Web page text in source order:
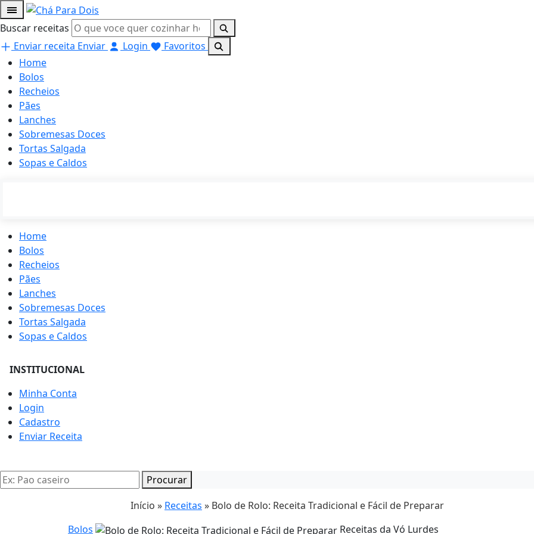
Buscar receitas
Enviar receita Enviar Login
Favoritos
Home
Bolos
Recheios
Pães
Lanches
Sobremesas Doces
Tortas Salgada
Sopas e Caldos
Home
Bolos
Recheios
Pães
Lanches
Sobremesas Doces
Tortas Salgada
Sopas e Caldos
INSTITUCIONAL
Minha Conta
Login
Cadastro
Enviar Receita
Procurar
Início » Receitas » Bolo de Rolo: Receita Tradicional e Fácil de Preparar
Bolos
Receitas da Vó Lurdes